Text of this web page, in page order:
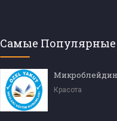
Самые Популярные
Красота